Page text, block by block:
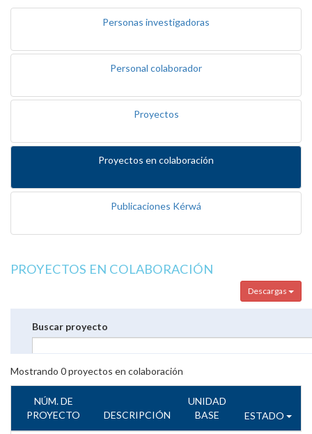
Personas investigadoras
Personal colaborador
Proyectos
Proyectos en colaboración
Publicaciones Kérwá
PROYECTOS EN COLABORACIÓN
Descargas
Buscar proyecto
Mostrando 0proyectos en colaboración
NÚM. DE
PROYECTO
DESCRIPCIÓN
UNIDAD
BASE
ESTADO